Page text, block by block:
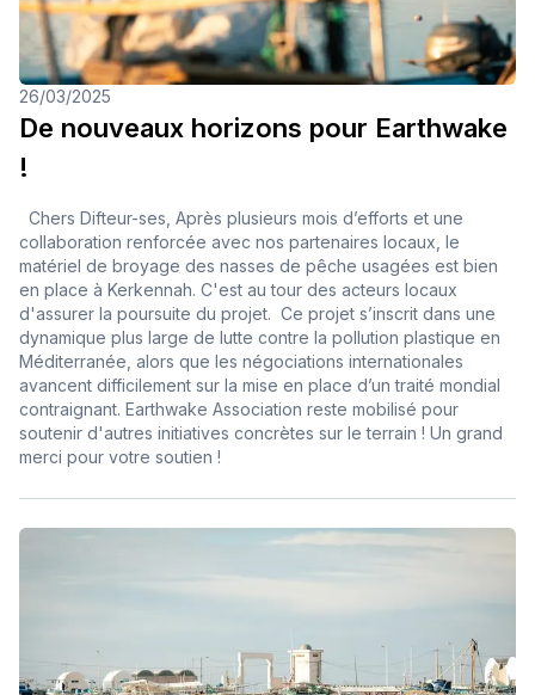
26/03/2025
De nouveaux horizons pour Earthwake
!
Chers Difteur-ses, Après plusieurs mois d’efforts et une
collaboration renforcée avec nos partenaires locaux, le
matériel de broyage des nasses de pêche usagées est bien
en place à Kerkennah. C'est au tour des acteurs locaux
d'assurer la poursuite du projet. Ce projet s’inscrit dans une
dynamique plus large de lutte contre la pollution plastique en
Méditerranée, alors que les négociations internationales
avancent difficilement sur la mise en place d’un traité mondial
contraignant. Earthwake Association reste mobilisé pour
soutenir d'autres initiatives concrètes sur le terrain ! Un grand
merci pour votre soutien !